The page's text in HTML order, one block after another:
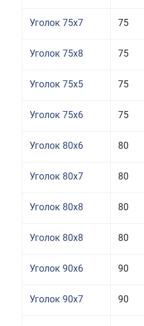
Уголок 75x7 75
Уголок 75x8 75
Уголок 75x5 75
Уголок 75x6 75
Уголок 80x6 80
Уголок 80x7 80
Уголок 80x8 80
Уголок 80x8 80
Уголок 90x6 90
Уголок 90x7 90